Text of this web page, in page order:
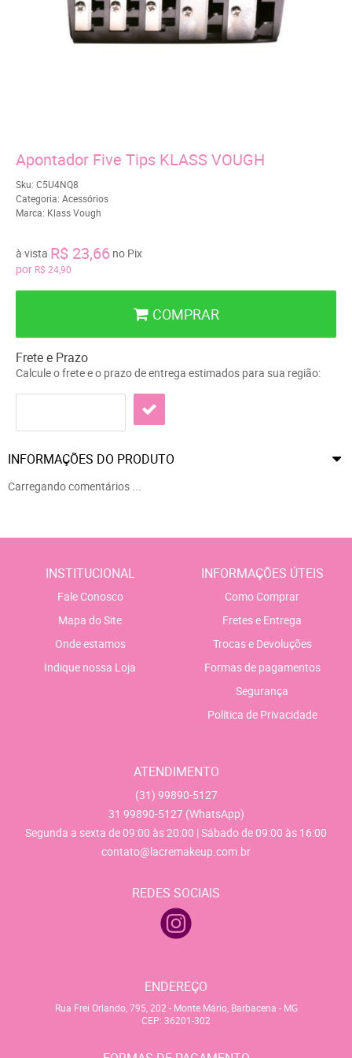
Apontador Five Tips KLASS VOUGH
Sku: C5U4NQ8
Categoria: Acessórios
Marca: Klass Vough
por R$ 24,90
à vista R$ 23,66 no Pix
COMPRAR
Frete e Prazo
Calcule o frete e o prazo de entrega estimados para sua região:
INFORMAÇÕES DO PRODUTO
Carregando comentários ...
INSTITUCIONAL
Fale Conosco
Mapa do Site
Onde estamos
Indique nossa Loja
INFORMAÇÕES ÚTEIS
Como Comprar
Fretes e Entrega
Trocas e Devoluções
Formas de pagamentos
Segurança
Política de Privacidade
ATENDIMENTO
(31) 99890-5127
31 99890-5127 (WhatsApp)
Segunda a sexta de 09:00 às 20:00 | Sábado de 09:00 às 16:00
contato@lacremakeup.com.br
REDES SOCIAIS
ENDEREÇO
Rua Frei Orlando, 795, 202 - Monte Mário, Barbacena - MG
CEP: 36201-302